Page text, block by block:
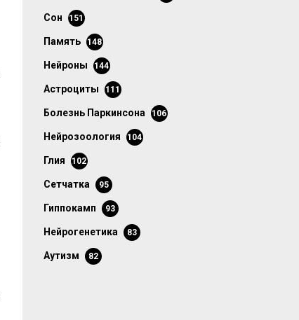
сон 151
память 148
нейроны 144
астроциты 111
болезнь Паркинсона 106
нейрозоология 104
глия 102
сетчатка 95
гиппокамп 93
нейрогенетика 83
аутизм 82